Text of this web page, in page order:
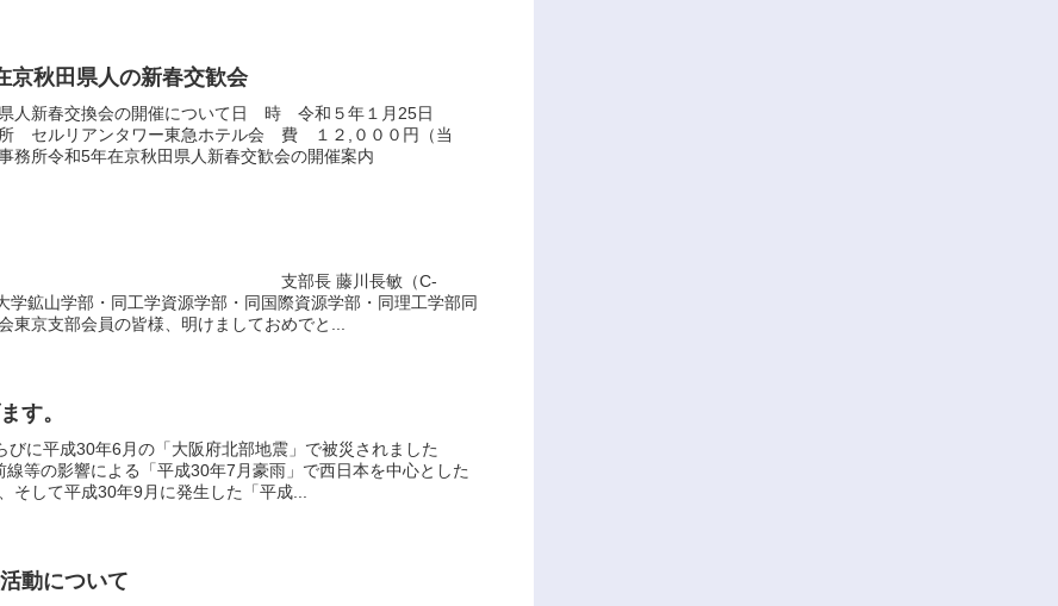
京秋田県人の新春交歓会
人新春交換会の開催について日 時 令和５年１月25日
セルリアンタワー東急ホテル会 費 １２,０００円（当
務所令和5年在京秋田県人新春交歓会の開催案内
東京支部 支部長 藤川長敏（C-
学鉱山学部・同工学資源学部・同国際資源学部・同理工学部同
東京支部会員の皆様、明けましておめでと...
す。
びに平成30年6月の「大阪府北部地震」で被災されました
等の影響による「平成30年7月豪雨」で西日本を中心とした
そして平成30年9月に発生した「平成...
動について